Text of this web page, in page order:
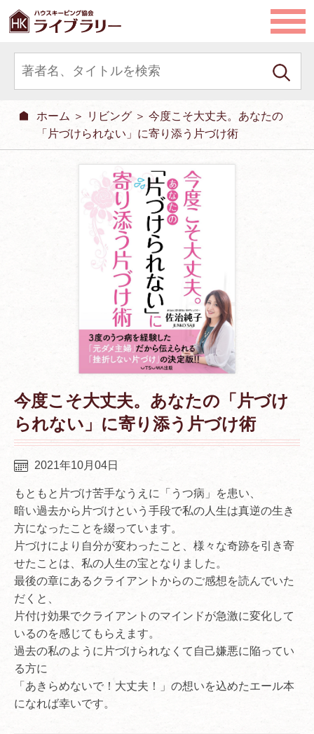
ホーム ＞ リビング ＞ 今度こそ大丈夫。あなたの
「片づけられない」に寄り添う片づけ術
今度こそ大丈夫。あなたの「片づけ
られない」に寄り添う片づけ術
2021年10月04日
もともと片づけ苦手なうえに「うつ病」を患い、
暗い過去から片づけという手段で私の人生は真逆の生き
方になったことを綴っています。
片づけにより自分が変わったこと、様々な奇跡を引き寄
せたことは、私の人生の宝となりました。
最後の章にあるクライアントからのご感想を読んでいた
だくと、
片付け効果でクライアントのマインドが急激に変化して
いるのを感じてもらえます。
過去の私のように片づけられなくて自己嫌悪に陥ってい
る方に
「あきらめないで！大丈夫！」の想いを込めたエール本
になれば幸いです。